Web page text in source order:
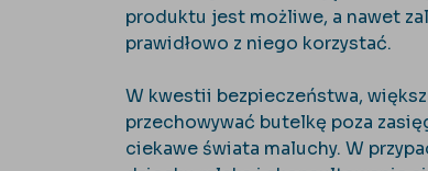
produktu jest możliwe, a nawet
prawidłowo z niego korzystać.
W kwestii bezpieczeństwa,
przechowywać butelkę poza
ciekawe świata maluchy. W